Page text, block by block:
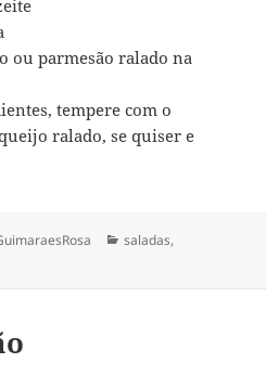
ou parmesão ralado na
tempere com o
ralado, se quiser e
Categorias
saladas,